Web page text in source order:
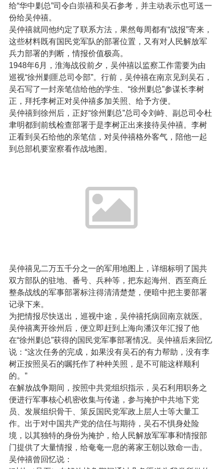
给“华中剿总”司令白崇禧和吴石参考，并主动表示也可送一
份给吴仲禧。
吴仲禧就同他约定了联系方法，果然每周都有“战报”寄来，
这些材料既有国民党军队的部署位置，又有对人民解放军
兵力部署的判断，情报价值极高。
1948年6月，淮海战役前夕，吴仲禧以监察工作需要为由
巡视“徐州剿匪总司令部”。行前，吴仲禧在南京见到吴石，
吴石写了一封亲笔信给他的学生、“徐州剿总”参谋长李树
正，拜托李树正对吴仲禧多加关照、给予方便。
吴仲禧到徐州后，正好“徐州剿总”总司令刘峙、副总司令杜
聿明都到前线检查部署于是李树正出来接待吴仲禧。李树
正看到吴石给他的亲笔信，对吴仲禧格外客气，陪他一起
到总部机要室察看作战地图。
吴仲禧见二万五千分之一的军用地图上，详细标明了国共
双方部队的驻地、番号、兵种等，把东起海州、西至商丘
整条战线的军事部署标注得清清楚楚，便暗中把主要部署
记录下来。
为把情报尽快送出，巡视中途，吴仲禧托病回南京就医。
吴仲禧离开徐州后，便立即赶到上海向潘汉年汇报了他
在“徐州剿总”获得的国民党军事部署情况。吴仲禧后来回忆
说：“这次任务的完成，如果没有吴石的有力帮助，没有李
树正按照吴石的嘱托作了种种关照，是不可能这样顺利
的。”
在解放战争期间，按照中共党组织指示，吴石利用职务之
便进行军事核心机密收集与传递，参与掩护中共地下党
员、发展组织骨干、策反国民党军政上层人士等大量工
作。出于对中国共产党的信任与期待，吴石不惧身处险
境，以其独特的身份为掩护，给人民解放军军事和情报部
门提供了大量情报，给奄奄一息的蒋家王朝以致命一击。
吴仲禧曾回忆说：